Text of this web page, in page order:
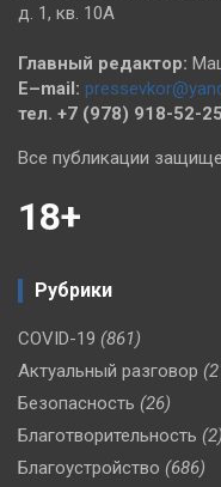
д. 1, кв. 10А
Главный редактор:
E–mail:
тел. +7 (978) 918-52-25
Все публикации
18+
Рубрики
COVID-19 (861)
Актуальный разговор
Безопасность (26)
Благотворительность (2)
Благоустройство (686)